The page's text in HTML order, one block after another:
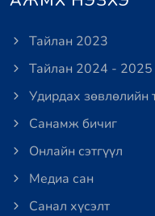
Тайлан 2023
Тайлан 2024 - 2025
Удирдах зөвлөлийн
Санамж бичиг
Онлайн сэтгүүл
Медиа сан
Санал хүсэлт